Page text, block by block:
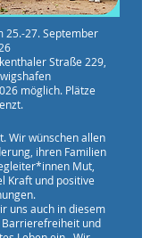
25.-27. September
Straße 229,
möglich. Plätze
Wir wünschen allen
ihren Familien
Mut,
Kraft und positive
uns auch in diesem
Barrierefreiheit und